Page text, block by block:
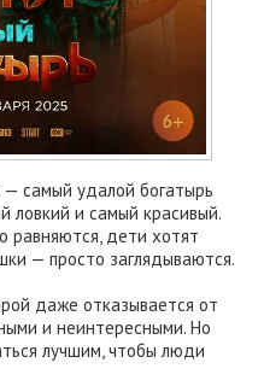
самый удалой богатырь
ловкий и самый красивый.
равняются, дети хотят
— просто заглядываются.
даже отказывается от
и неинтересными. Но
лучшим, чтобы люди